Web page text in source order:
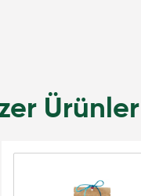
Ürünler